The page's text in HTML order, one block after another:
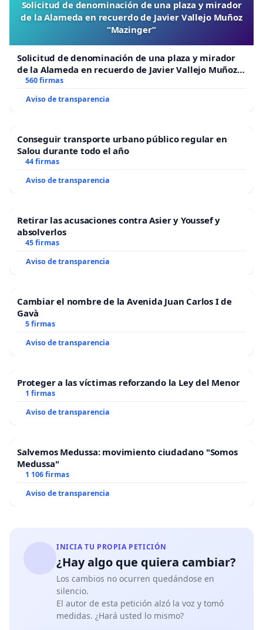
Solicitud de denominación de una plaza y mirador
de la Alameda en recuerdo de Javier Vallejo Muñoz
“Mazinger”
Solicitud de denominación de una plaza y mirador
de la Alameda en recuerdo de Javier Vallejo Muñoz
“Mazinger”
560 firmas
Aviso de transparencia
Conseguir transporte urbano público regular en
Salou durante todo el año
44 firmas
Aviso de transparencia
Retirar las acusaciones contra Asier y Youssef y
absolverlos
45 firmas
Aviso de transparencia
Cambiar el nombre de la Avenida Juan Carlos I de
Gavà
5 firmas
Aviso de transparencia
Proteger a las víctimas reforzando la Ley del Menor
1 firmas
Aviso de transparencia
Salvemos Medussa: movimiento ciudadano "Somos
Medussa"
1 106 firmas
Aviso de transparencia
INICIA TU PROPIA PETICIÓN
¿Hay algo que quiera cambiar?
Los cambios no ocurren quedándose en
silencio.
El autor de esta petición alzó la voz y tomó
medidas. ¿Hará usted lo mismo?